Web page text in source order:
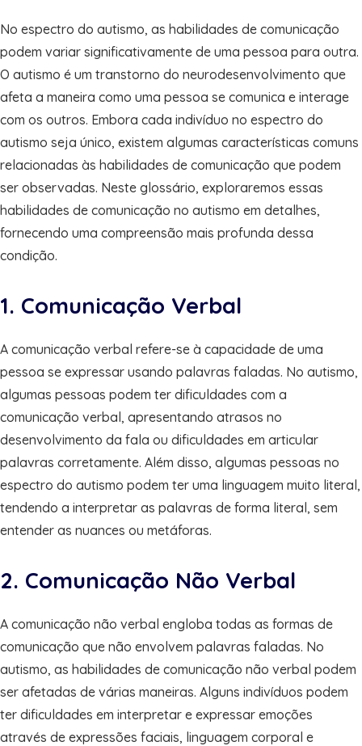
No espectro do autismo, as habilidades de comunicação
podem variar significativamente de uma pessoa para outra.
O autismo é um transtorno do neurodesenvolvimento que
afeta a maneira como uma pessoa se comunica e interage
com os outros. Embora cada indivíduo no espectro do
autismo seja único, existem algumas características comuns
relacionadas às habilidades de comunicação que podem
ser observadas. Neste glossário, exploraremos essas
habilidades de comunicação no autismo em detalhes,
fornecendo uma compreensão mais profunda dessa
condição.
1. Comunicação Verbal
A comunicação verbal refere-se à capacidade de uma
pessoa se expressar usando palavras faladas. No autismo,
algumas pessoas podem ter dificuldades com a
comunicação verbal, apresentando atrasos no
desenvolvimento da fala ou dificuldades em articular
palavras corretamente. Além disso, algumas pessoas no
espectro do autismo podem ter uma linguagem muito literal,
tendendo a interpretar as palavras de forma literal, sem
entender as nuances ou metáforas.
2. Comunicação Não Verbal
A comunicação não verbal engloba todas as formas de
comunicação que não envolvem palavras faladas. No
autismo, as habilidades de comunicação não verbal podem
ser afetadas de várias maneiras. Alguns indivíduos podem
ter dificuldades em interpretar e expressar emoções
através de expressões faciais, linguagem corporal e